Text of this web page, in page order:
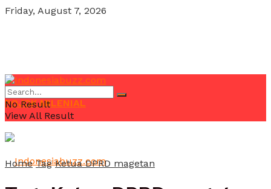
Friday, August 7, 2026
POJOK MILENIAL
No Result
View All Result
Home Tag Ketua DPRD magetan